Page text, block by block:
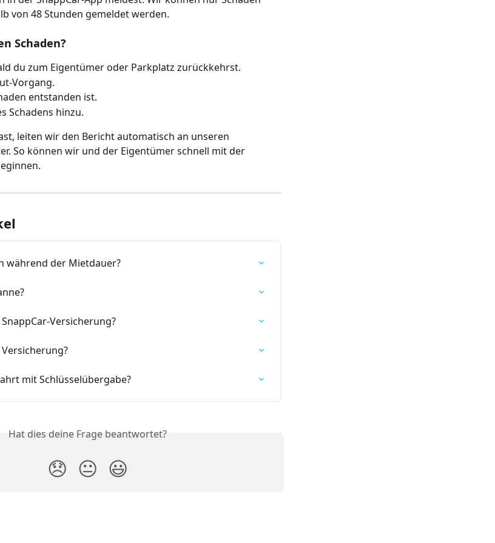
von 48 Stunden gemeldet werden.
Schaden?
du zum Eigentümer oder Parkplatz zurückkehrst.
Vorgang.
entstanden ist.
Schadens hinzu.
leiten wir den Bericht automatisch an unseren
So können wir und der Eigentümer schnell mit der
während der Mietdauer?
Versicherung?
mit Schlüsselübergabe?
Hat dies deine Frage beantwortet?
😞 😐 😃